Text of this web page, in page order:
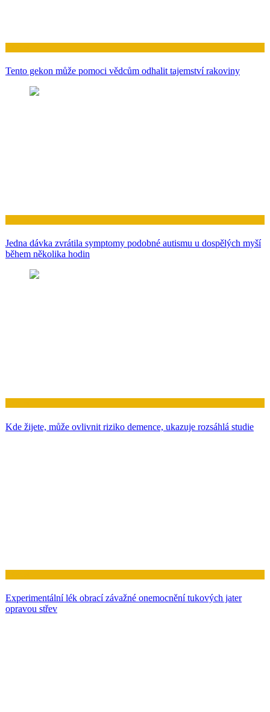
Tento gekon může pomoci vědcům odhalit tajemství rakoviny
Jedna dávka zvrátila symptomy podobné autismu u dospělých myší
během několika hodin
Kde žijete, může ovlivnit riziko demence, ukazuje rozsáhlá studie
Experimentální lék obrací závažné onemocnění tukových jater
opravou střev